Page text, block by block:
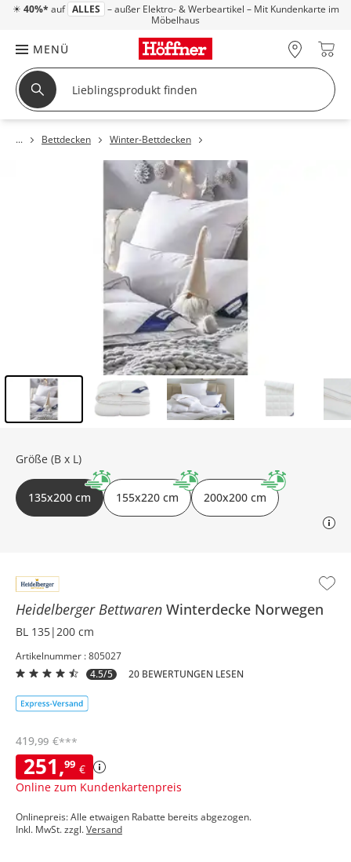
☀ 40%* auf ALLES – außer Elektro- & Werbeartikel – Mit Kundenkarte im
Möbelhaus
MENÜ
Bettdecken Winter-Bettdecken
Heidelberger Bettwaren Winterdecke Norwegen
BL 135|200 cm
Artikelnummer : 805027
4.5/5
20 BEWERTUNGEN LESEN
251,99 €
Online zum Kundenkartenpreis
419,99 €***
Onlinepreis: Alle etwaigen Rabatte bereits abgezogen.
Inkl. MwSt. zzgl.Versand
Größe (B x L)
135x200 cm 155x220 cm 200x200 cm